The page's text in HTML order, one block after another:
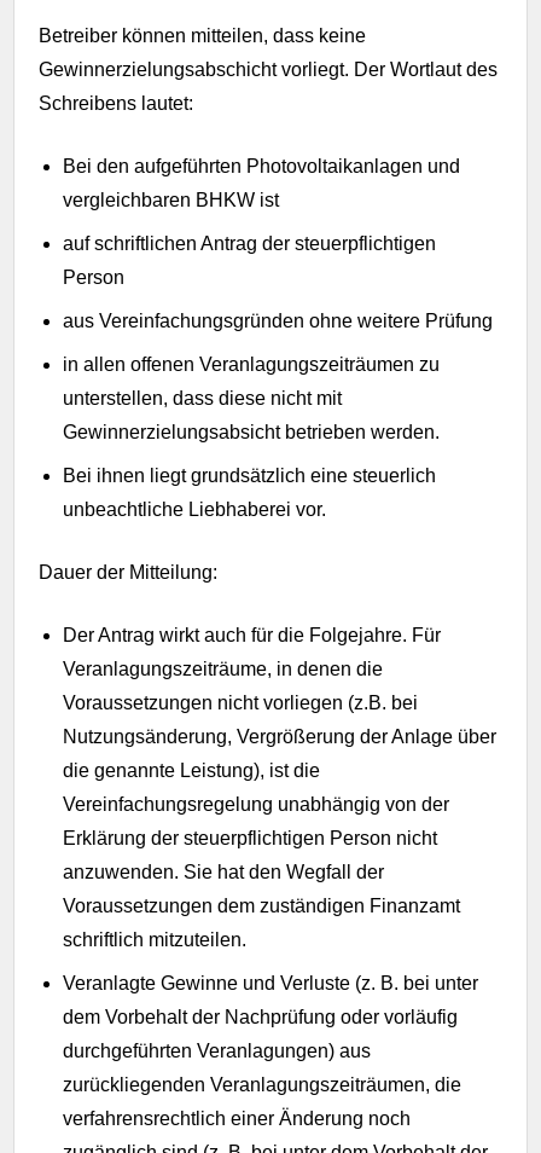
Betreiber können mitteilen, dass keine
Gewinnerzielungsabschicht vorliegt. Der Wortlaut des
Schreibens lautet:
Bei den aufgeführten Photovoltaikanlagen und
vergleichbaren BHKW ist
auf schriftlichen Antrag der steuerpflichtigen
Person
aus Vereinfachungsgründen ohne weitere Prüfung
in allen offenen Veranlagungszeiträumen zu
unterstellen, dass diese nicht mit
Gewinnerzielungsabsicht betrieben werden.
Bei ihnen liegt grundsätzlich eine steuerlich
unbeachtliche Liebhaberei vor.
Dauer der Mitteilung:
Der Antrag wirkt auch für die Folgejahre. Für
Veranlagungszeiträume, in denen die
Voraussetzungen nicht vorliegen (z.B. bei
Nutzungsänderung, Vergrößerung der Anlage über
die genannte Leistung), ist die
Vereinfachungsregelung unabhängig von der
Erklärung der steuerpflichtigen Person nicht
anzuwenden. Sie hat den Wegfall der
Voraussetzungen dem zuständigen Finanzamt
schriftlich mitzuteilen.
Veranlagte Gewinne und Verluste (z. B. bei unter
dem Vorbehalt der Nachprüfung oder vorläufig
durchgeführten Veranlagungen) aus
zurückliegenden Veranlagungszeiträumen, die
verfahrensrechtlich einer Änderung noch